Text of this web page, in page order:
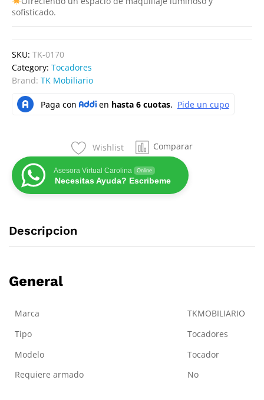
sofisticado.
SKU: TK-0170
Category: Tocadores
Brand: TK Mobiliario
Wishlist Comparar
Asesora Virtual Carolina Online
Necesitas Ayuda? Escribeme
Descripcion
General
Marca
TKMOBILIARIO
Tipo
Tocadores
Modelo
Tocador
Requiere armado
No